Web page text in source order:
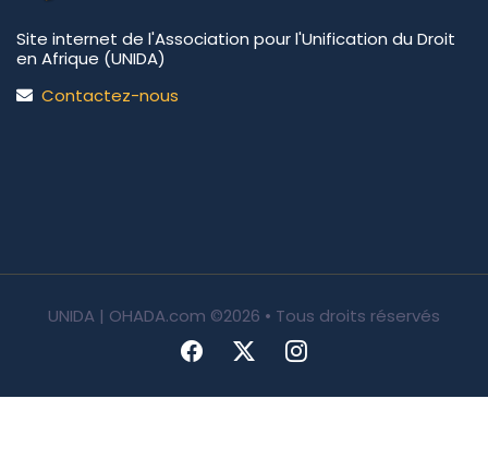
Site internet de l'Association pour l'Unification du Droit
en Afrique (UNIDA)
Contactez-nous
UNIDA | OHADA.com ©2026 • Tous droits réservés